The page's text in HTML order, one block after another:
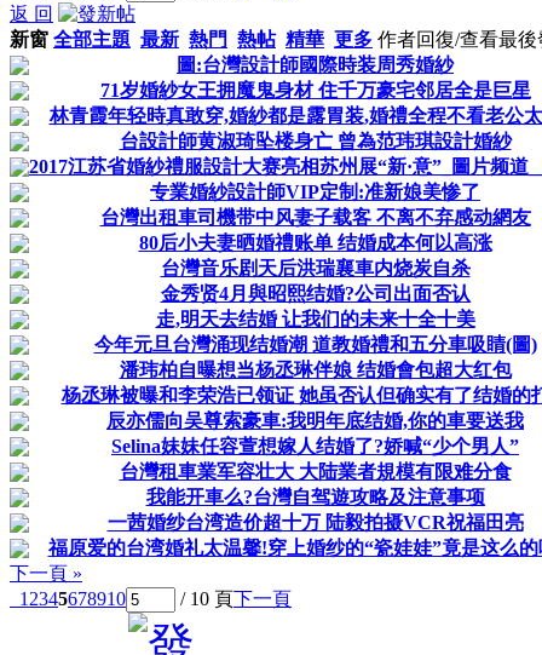
返 回
新窗 全部主題 最新 熱門 熱帖 精華 更多 作者回復/查看最後
圖:台灣設計師國際時装周秀婚紗
71岁婚紗女王拥魔鬼身材 住千万豪宅邻居全是巨星
林青霞年轻時真敢穿,婚紗都是露胃装,婚禮全程不看老公
台設計師黄淑琦坠楼身亡 曾為范玮琪設計婚紗
2017江苏省婚紗禮服設計大赛亮相苏州展“新·意”_圖片频道
专業婚紗設計師VIP定制:准新娘美惨了
台灣出租車司機带中风妻子载客 不离不弃感动網友
80后小夫妻晒婚禮账单 结婚成本何以高涨
台灣音乐剧天后洪瑞襄車内烧炭自杀
金秀贤4月與昭熙结婚?公司出面否认
走,明天去结婚 让我们的未来十全十美
今年元旦台灣涌现结婚潮 道教婚禮和五分車吸睛(圖)
潘玮柏自曝想当杨丞琳伴娘 结婚會包超大红包
杨丞琳被曝和李荣浩已领证 她虽否认但确实有了结婚的
辰亦儒向吴尊索豪車:我明年底结婚,你的車要送我
Selina妹妹任容萱想嫁人结婚了?娇喊“少个男人”
台灣租車業军容壮大 大陆業者規模有限难分食
我能开車么?台灣自驾遊攻略及注意事项
一茜婚纱台湾造价超十万 陆毅拍摄VCR祝福田亮
福原爱的台湾婚礼太温馨!穿上婚纱的“瓷娃娃”竟是这么
下一頁 »
1 2345678910 / 10 頁下一頁